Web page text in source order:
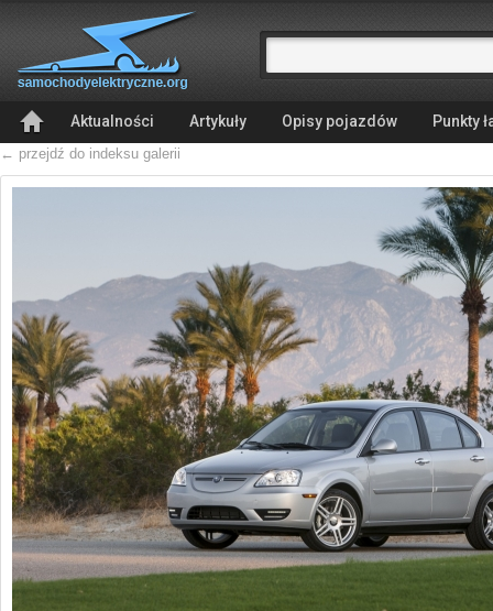
Aktualności Artykuły Opisy pojazdów Punkty
← przejdź do indeksu galerii